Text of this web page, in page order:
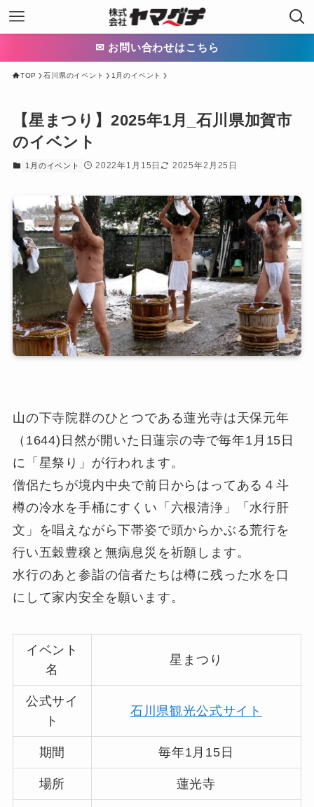
✉ お問い合わせはこちら
TOP 石川県のイベント 1月のイベント
【星まつり】2025年1月_石川県加賀市
のイベント
1月のイベント 2022年1月15日 2025年2月25日
山の下寺院群のひとつである蓮光寺は天保元年
（1644)日然が開いた日蓮宗の寺で毎年1月15日
に「星祭り」が行われます。
僧侶たちが境内中央で前日からはってある４斗
樽の冷水を手桶にすくい「六根清浄」「水行肝
文」を唱えながら下帯姿で頭からかぶる荒行を
行い五穀豊穣と無病息災を祈願します。
水行のあと参詣の信者たちは樽に残った水を口
にして家内安全を願います。
イベント
名
星まつり
公式サイ
ト
石川県観光公式サイト
期間 毎年1月15日
場所 蓮光寺